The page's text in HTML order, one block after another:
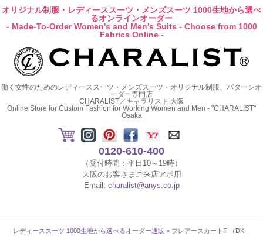
オリジナル制服・レディーススーツ・メンズスーツ 1000生地から選べ
るオンラインオーダー
- Made-To-Order Women's and Men's Suits - Choose from 1000
Fabrics Online -
働く女性のためのレディーススーツ・メンズスーツ・オリジナル制服、パターンオ
ーダー専門店
CHARALIST／キャラリスト 大阪
Online Store for Custom Fashion for Working Women and Men - "CHARALIST"
Osaka
0120-610-400
（受付時間：平日10～19時）
大阪のお客さまご来店アポ用
Email: charalist@anys.co.jp
レディーススーツ 1000生地から選べるオーダー通販 > フレアースカートF （DK-